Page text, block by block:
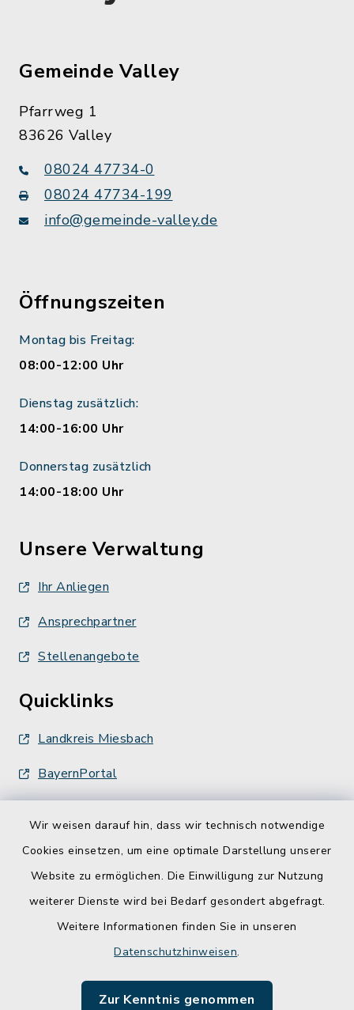
Wir weisen darauf hin, dass wir technisch notwendige
Cookies einsetzen, um eine optimale Darstellung unserer
Website zu ermöglichen. Die Einwilligung zur Nutzung
weiterer Dienste wird bei Bedarf gesondert abgefragt.
Weitere Informationen finden Sie in unseren
Datenschutzhinweisen.
Zur Kenntnis genommen
Gemeinde Valley
Pfarrweg 1
83626 Valley
08024 47734-0
08024 47734-199
info@gemeinde-valley.de
Öffnungszeiten
Montag bis Freitag:
08:00-12:00 Uhr
Dienstag zusätzlich:
14:00-16:00 Uhr
Donnerstag zusätzlich
14:00-18:00 Uhr
Unsere Verwaltung
Ihr Anliegen
Ansprechpartner
Stellenangebote
Quicklinks
Landkreis Miesbach
BayernPortal
Barrierefreiheit